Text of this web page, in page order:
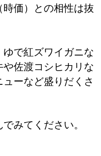
価）との相性は抜
で紅ズワイガニな
佐渡コシヒカリな
ーなど盛りだくさ
みてください。